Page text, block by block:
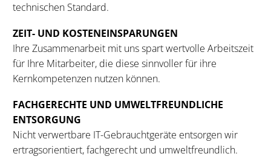
technischen Standard.
ZEIT- UND KOSTENEINSPARUNGEN
Ihre Zusammenarbeit mit uns spart wertvolle Arbeitszeit
für Ihre Mitarbeiter, die diese sinnvoller für ihre
Kernkompetenzen nutzen können.
FACHGERECHTE UND UMWELTFREUNDLICHE
ENTSORGUNG
Nicht verwertbare IT-Gebrauchtgeräte entsorgen wir
ertragsorientiert, fachgerecht und umweltfreundlich.